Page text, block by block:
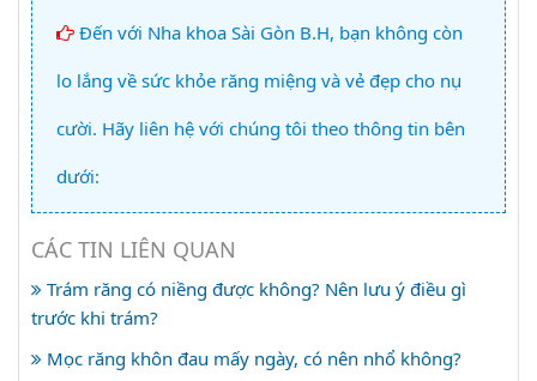
Đến với Nha khoa Sài Gòn B.H, bạn không còn
lo lắng về sức khỏe răng miệng và vẻ đẹp cho nụ
cười. Hãy liên hệ với chúng tôi theo thông tin bên
dưới:
CÁC TIN LIÊN QUAN
Trám răng có niềng được không? Nên lưu ý điều gì
trước khi trám?
Mọc răng khôn đau mấy ngày, có nên nhổ không?